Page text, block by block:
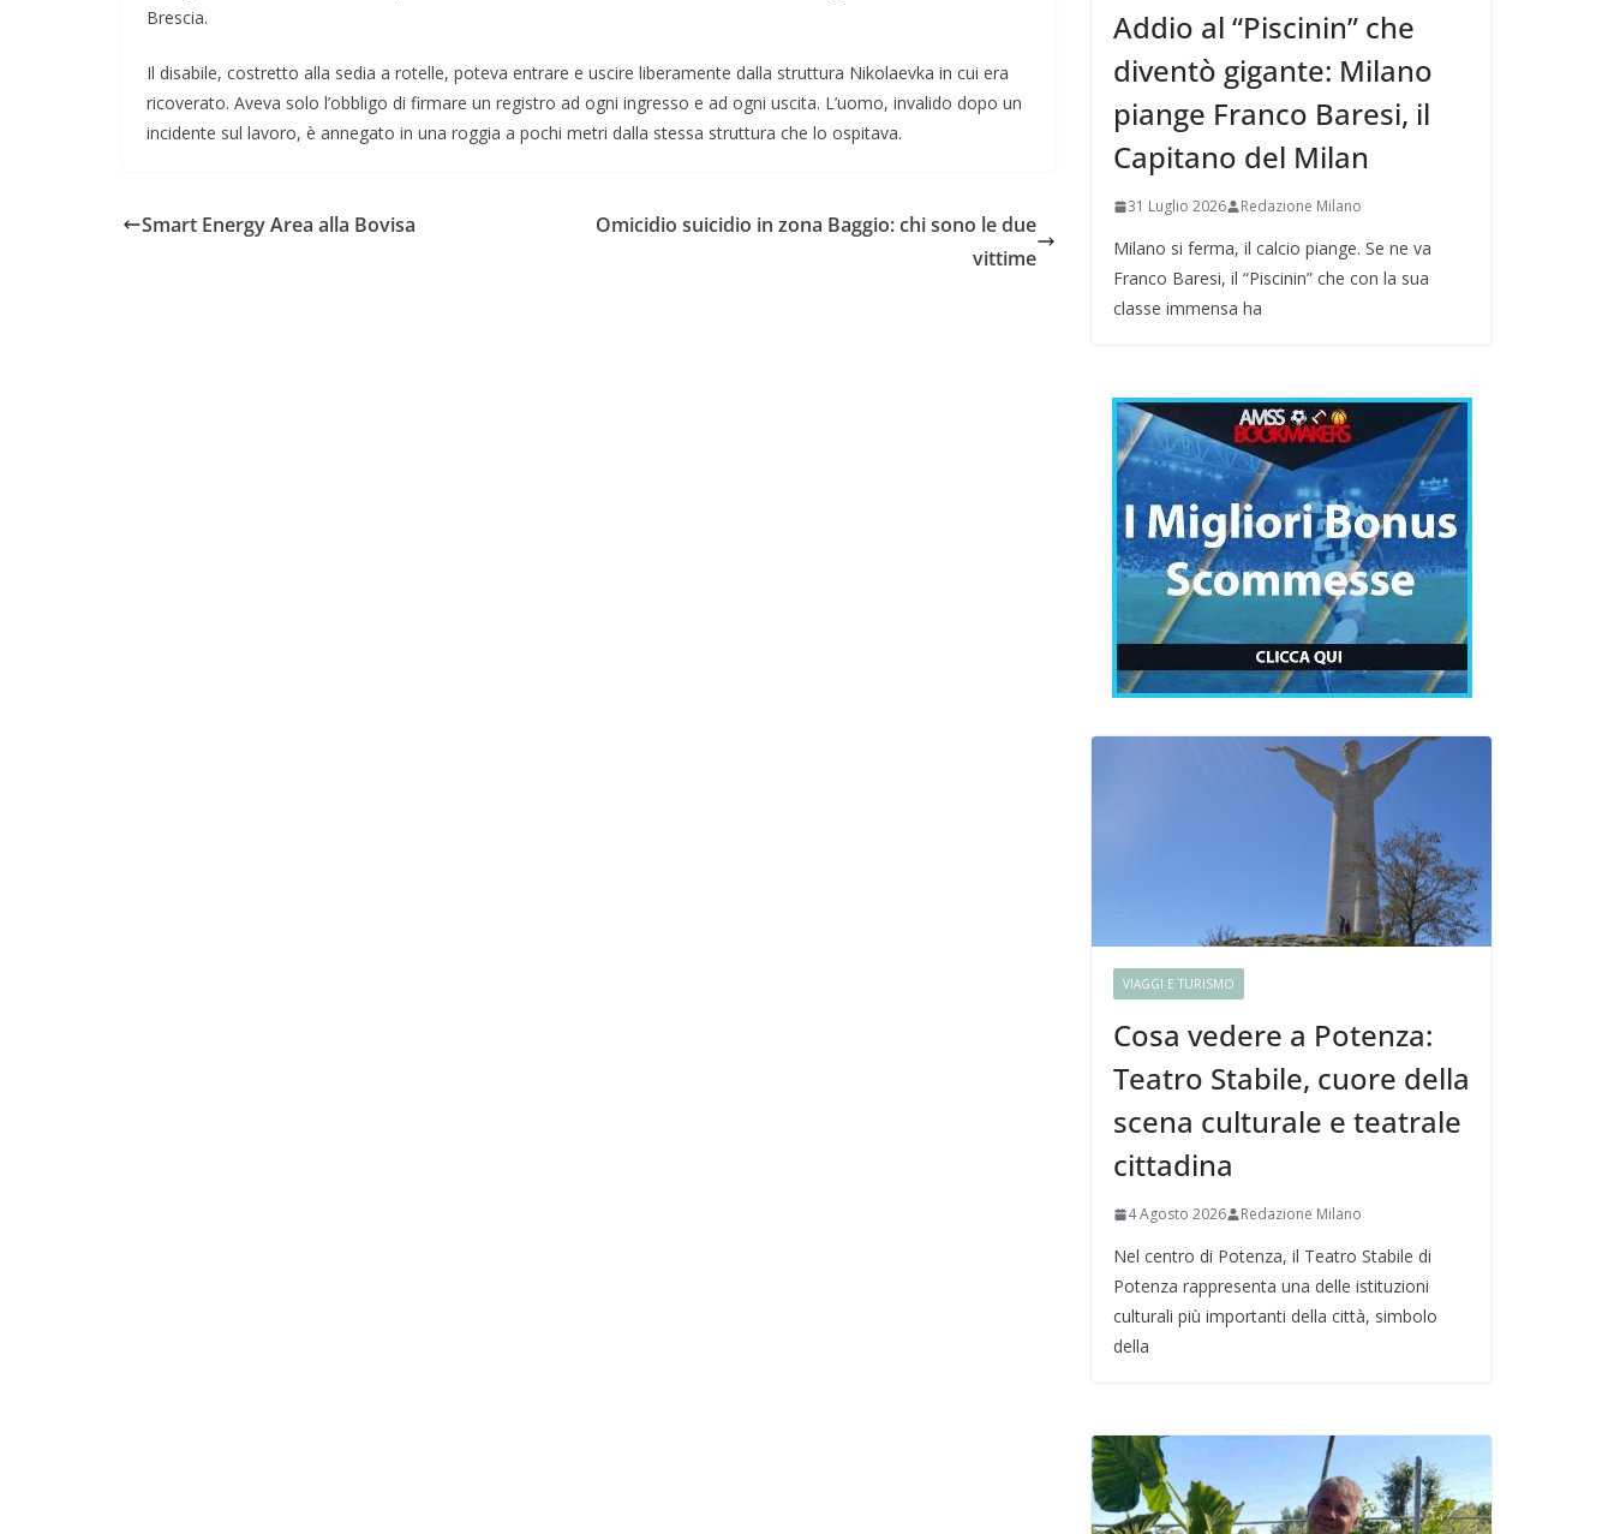
Brescia.
Il disabile, costretto alla sedia a rotelle, poteva entrare e uscire liberamente dalla struttura Nikolaevka in cui era
ricoverato. Aveva solo l’obbligo di firmare un registro ad ogni ingresso e ad ogni uscita. L’uomo, invalido dopo un
incidente sul lavoro, è annegato in una roggia a pochi metri dalla stessa struttura che lo ospitava.
Smart Energy Area alla Bovisa
Omicidio suicidio in zona Baggio: chi sono le due
vittime
Addio al “Piscinin” che
diventò gigante: Milano
piange Franco Baresi, il
Capitano del Milan
31 Luglio 2026 Redazione Milano
Milano si ferma, il calcio piange. Se ne va
Franco Baresi, il “Piscinin” che con la sua
classe immensa ha
VIAGGI E TURISMO
Cosa vedere a Potenza:
Teatro Stabile, cuore della
scena culturale e teatrale
cittadina
4 Agosto 2026 Redazione Milano
Nel centro di Potenza, il Teatro Stabile di
Potenza rappresenta una delle istituzioni
culturali più importanti della città, simbolo
della